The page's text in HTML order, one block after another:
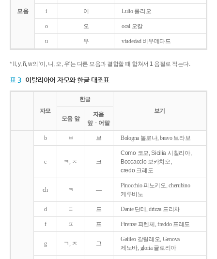
모음 i 이 Lulio 룰리오
o 오 ocal 오칼
u 우 viudedad 비우데다드
* ll, y, ñ, w의 '이, 니, 오, 우'는 다른 모음과 결합할 때 합쳐서 1 음절로 적는다.
표 3 이탈리아어 자모와 한글 대조표
자모
한글
보기
모음 앞
자음
앞ㆍ어말
b ㅂ 브 Bologna 볼로냐, bravo 브라보
c ㅋ, ㅊ 크
Como 코모, Sicilia 시칠리아,
Boccaccio 보카치오,
credo 크레도
ch ㅋ ―
Pinocchio 피노키오, cherubino
케루비노
d ㄷ 드 Dante 단테, drizza 드리차
f ㅍ 프 Firenze 피렌체, freddo 프레도
g ㄱ, ㅈ 그
Galileo 갈릴레오, Genova
제노바, gloria 글로리아